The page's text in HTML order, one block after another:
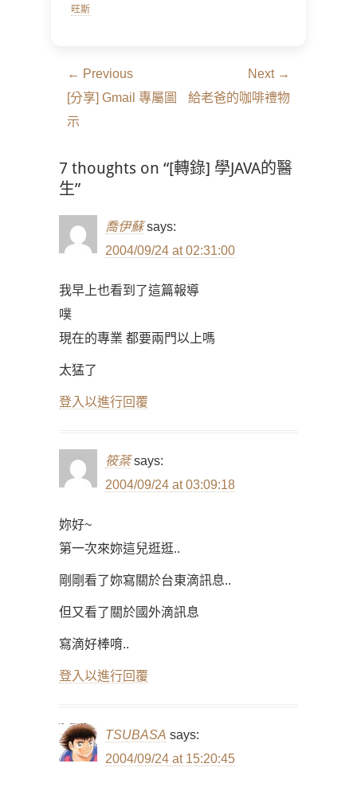
旺斯
文
章
導
覽
← Previous
Previous
post:
[分享] Gmail 專屬圖
示
Next →
Next
給老爸的咖啡禮物
7 thoughts on “[轉錄] 學JAVA的醫
生”
喬伊蘇 says:
2004/09/24 at 02:31:00
我早上也看到了這篇報導
噗
現在的專業 都要兩門以上嗎
太猛了
登入以進行回覆
筱棻 says:
2004/09/24 at 03:09:18
妳好~
第一次來妳這兒逛逛..
剛剛看了妳寫關於台東滴訊息..
但又看了關於國外滴訊息
寫滴好棒唷..
登入以進行回覆
TSUBASA says:
2004/09/24 at 15:20:45